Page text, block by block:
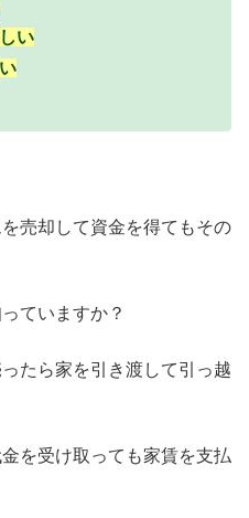
い
売却して資金を得てもその
ていますか？
たら家を引き渡して引っ越
を受け取っても家賃を支払